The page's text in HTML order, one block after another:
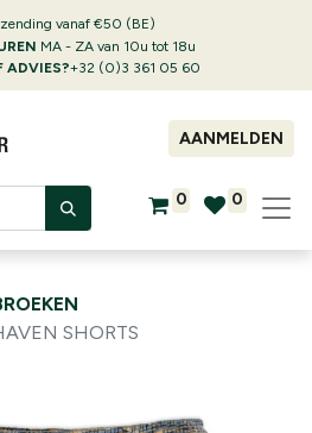
vanaf €50 (BE)
MA - ZA van 10u tot 18u
ADVIES?+32 (0)3 361 05 60
AANMELDEN
0 0
SHORTS